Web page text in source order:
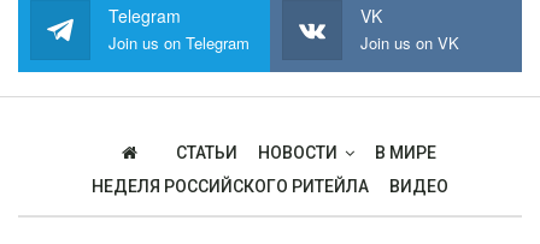
Telegram
Join us on Telegram
VK
Join us on VK
СТАТЬИ НОВОСТИ
В МИРЕ
НЕДЕЛЯ РОССИЙСКОГО РИТЕЙЛА
ВИДЕО